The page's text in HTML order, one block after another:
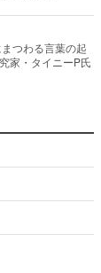
つわる言葉の起
家・タイニーP氏